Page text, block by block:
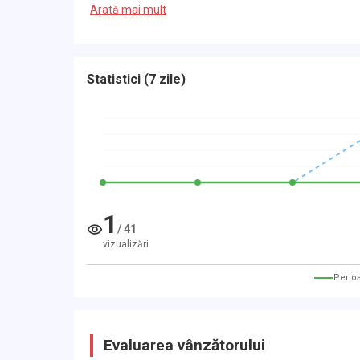
-05.07. produzena registracija na godinu
Arată mai mult
Statistici (7 zile)
1 /41
vizualizări
Evaluarea vânzătorului